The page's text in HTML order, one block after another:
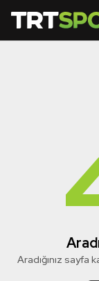
Aradığınız sayfa